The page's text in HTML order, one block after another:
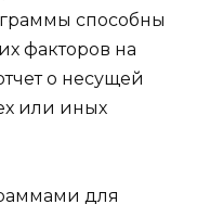
способны
факторов на
о несущей
или иных
для